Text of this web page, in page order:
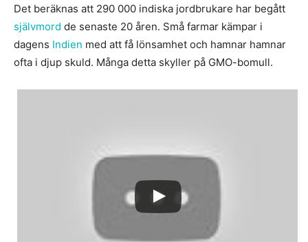
Det beräknas att 290 000 indiska jordbrukare har begått
självmord de senaste 20 åren. Små farmar kämpar i
dagens Indien med att få lönsamhet och hamnar hamnar
ofta i djup skuld. Många detta skyller på GMO-bomull.